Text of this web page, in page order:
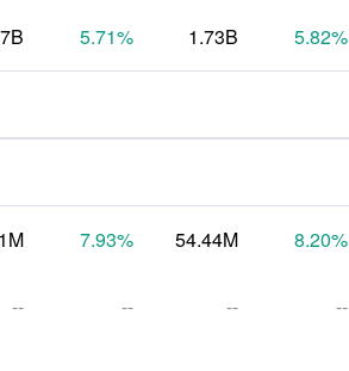
5.71% 1.73B 5.82%
7.93% 54.44M 8.20%
-- -- -- --